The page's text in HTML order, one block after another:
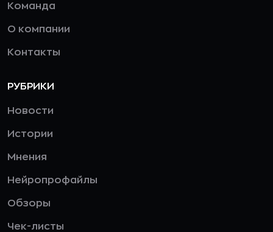
Команда
О компании
Контакты
РУБРИКИ
Новости
Истории
Мнения
Нейропрофайлы
Обзоры
Чек-листы